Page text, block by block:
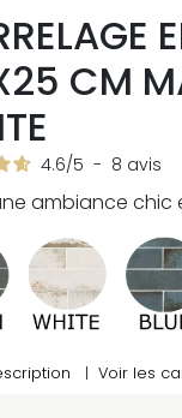
CM
4.6/5 - 8 avis
ambiance
| Voir les